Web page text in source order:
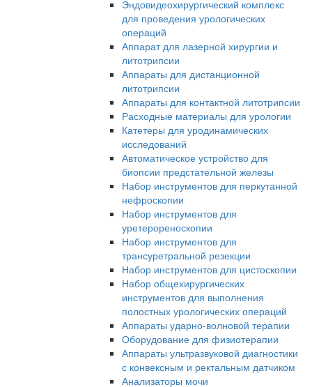
Эндовидеохирургический комплекс
для проведения урологических
операций
Аппарат для лазерной хирургии и
литотрипсии
Аппараты для дистанционной
литотрипсии
Аппараты для контактной литотрипсии
Расходные материалы для урологии
Катетеры для уродинамических
исследований
Автоматическое устройство для
биопсии предстательной железы
Набор инструментов для перкутанной
нефроскопии
Набор инструментов для
уретерореноскопии
Набор инструментов для
трансуретральной резекции
Набор инструментов для цистоскопии
Набор общехирургических
инструментов для выполнения
полостных урологических операций
Аппараты ударно-волновой терапии
Оборудование для физиотерапии
Аппараты ультразвуковой диагностики
с конвексным и ректальным датчиком
Анализаторы мочи